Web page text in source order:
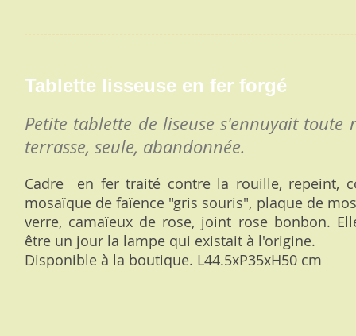
Tablette lisseuse en fer forgé
Petite tablette de liseuse s'ennuyait toute
terrasse, seule, abandonnée.
Cadre en fer traité contre la rouille, repeint,
mosaïque de faïence "gris souris", plaque de
verre, camaïeux de rose, joint rose bonbon.
être un jour la lampe qui existait à l'origine.
Disponible à la boutique. L44.5xP35xH50 cm